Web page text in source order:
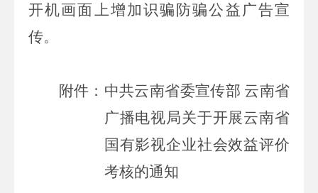
开机画面上增加识骗防骗公益广告宣
传。
附件：中共云南省委宣传部 云南省
广播电视局关于开展云南省
国有影视企业社会效益评价
考核的通知